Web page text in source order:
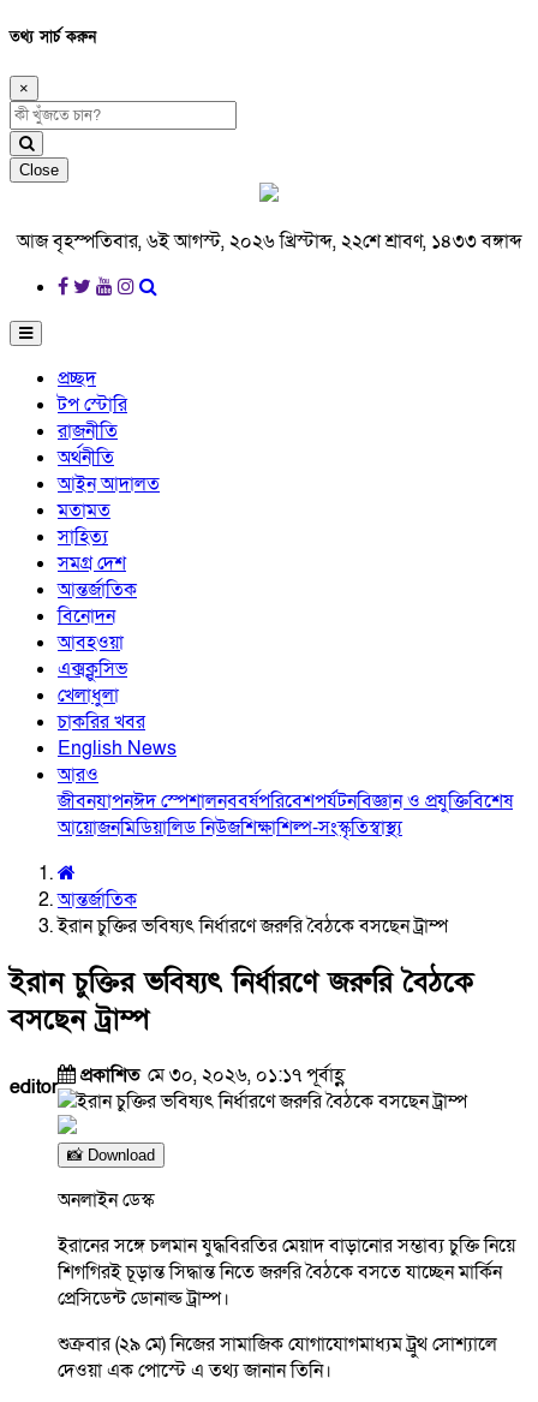
তথ্য সার্চ করুন
×
Close
আজ বৃহস্পতিবার, ৬ই আগস্ট, ২০২৬ খ্রিস্টাব্দ, ২২শে শ্রাবণ, ১৪৩৩ বঙ্গাব্দ
প্রচ্ছদ
টপ স্টোরি
রাজনীতি
অর্থনীতি
আইন আদালত
মতামত
সাহিত্য
সমগ্র দেশ
আন্তর্জাতিক
বিনোদন
আবহওয়া
এক্সক্লুসিভ
খেলাধুলা
চাকরির খবর
English News
আরও
জীবনযাপনঈদ স্পেশালনববর্ষপরিবেশপর্যটনবিজ্ঞান ও প্রযুক্তিবিশেষ
আয়োজনমিডিয়ালিড নিউজশিক্ষাশিল্প-সংস্কৃতিস্বাস্থ্য
আন্তর্জাতিক
ইরান চুক্তির ভবিষ্যৎ নির্ধারণে জরুরি বৈঠকে বসছেন ট্রাম্প
ইরান চুক্তির ভবিষ্যৎ নির্ধারণে জরুরি বৈঠকে
বসছেন ট্রাম্প
editor প্রকাশিত মে ৩০, ২০২৬, ০১:১৭ পূর্বাহ্ণ
📸 Download
অনলাইন ডেস্ক
ইরানের সঙ্গে চলমান যুদ্ধবিরতির মেয়াদ বাড়ানোর সম্ভাব্য চুক্তি নিয়ে
শিগগিরই চূড়ান্ত সিদ্ধান্ত নিতে জরুরি বৈঠকে বসতে যাচ্ছেন মার্কিন
প্রেসিডেন্ট ডোনাল্ড ট্রাম্প।
শুক্রবার (২৯ মে) নিজের সামাজিক যোগাযোগমাধ্যম ট্রুথ সোশ্যালে
দেওয়া এক পোস্টে এ তথ্য জানান তিনি।